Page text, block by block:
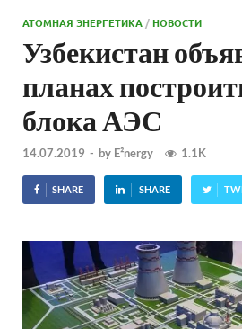
АТОМНАЯ ЭНЕРГЕТИКА /НОВОСТИ
Узбекистан
планах
блока АЭС
14.07.2019 - by E²nergy 1.1K
SHARE SHARE